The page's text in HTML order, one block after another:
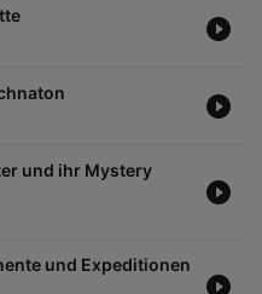
und ihr Mystery
und Expeditionen